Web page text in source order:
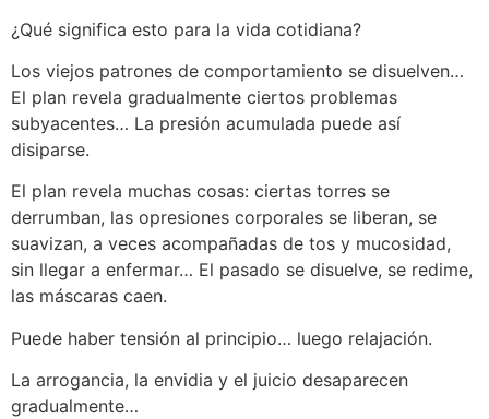
¿Qué significa esto para la vida cotidiana?
Los viejos patrones de comportamiento se disuelven…
El plan revela gradualmente ciertos problemas
subyacentes… La presión acumulada puede así
disiparse.
El plan revela muchas cosas: ciertas torres se
derrumban, las opresiones corporales se liberan, se
suavizan, a veces acompañadas de tos y mucosidad,
sin llegar a enfermar… El pasado se disuelve, se redime,
las máscaras caen.
Puede haber tensión al principio… luego relajación.
La arrogancia, la envidia y el juicio desaparecen
gradualmente…